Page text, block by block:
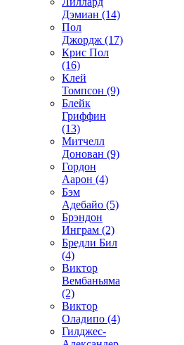
Дэмиан (14)
Пол
Джордж (17)
Крис Пол
(16)
Клей
Томпсон (9)
Блейк
Гриффин
(13)
Митчелл
Донован (9)
Гордон
Аарон (4)
Бэм
Адебайо (5)
Брэндон
Инграм (2)
Бредли Бил
(4)
Виктор
Вембаньяма
(2)
Виктор
Оладипо (4)
Гилджес-